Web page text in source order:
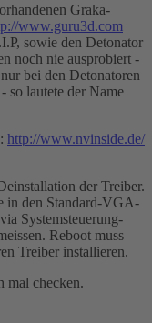
Graka-
www.guru3d.com
sowie den Detonator
noch nie ausprobiert -
bei den Detonatoren
so lautete der Name
http://www.nvinside.de/
der Treiber.
in den Standard-VGA-
Systemsteuerung-
Reboot muss
Treiber installieren.
mal checken.